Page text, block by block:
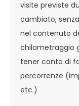
visite previste
cambiato,
nel contenuto
chilometraggio
tener conto di
percorrenze
etc.)